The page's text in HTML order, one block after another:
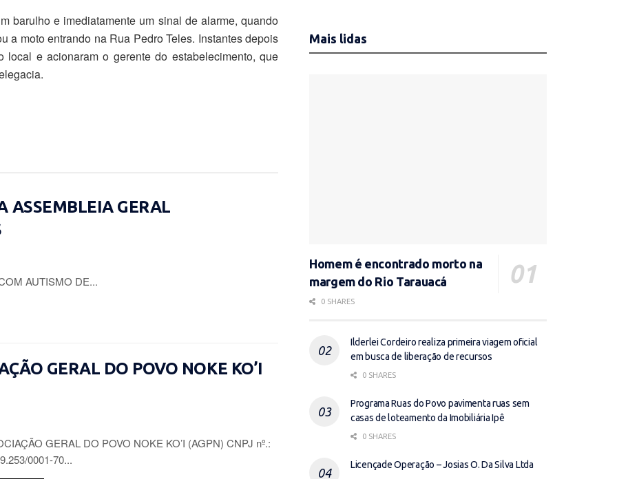
barulho e imediatamente um sinal de alarme, quando
a moto entrando na Rua Pedro Teles. Instantes depois
local e acionaram o gerente do estabelecimento, que
ASSEMBLEIA GERAL
AUTISMO DE...
GERAL DO POVO NOKE KO’I
GERAL DO POVO NOKE KO’I (AGPN) CNPJ nº.:
0001-70...
Mais lidas
Homem é encontrado morto na
margem do Rio Tarauacá
0 SHARES
Ilderlei Cordeiro realiza primeira viagem oficial
em busca de liberação de recursos
0 SHARES
Programa Ruas do Povo pavimenta ruas sem
casas de loteamento da Imobiliária Ipê
0 SHARES
Licençade Operação – Josias O. Da Silva Ltda